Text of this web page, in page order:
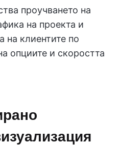
проучването на
на проекта и
на клиентите по
опциите и скоростта